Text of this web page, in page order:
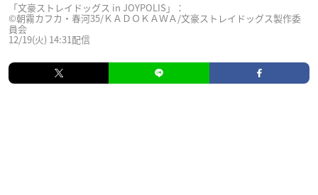
「文豪ストレイドッグス in JOYPOLIS」：
©朝霧カフカ・春河35/ＫＡＤＯＫＡＷＡ/文豪ストレイドッグス製作委
員会
12/19(火) 14:31配信